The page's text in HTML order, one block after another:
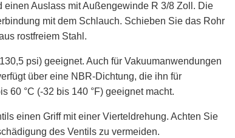
Auslass mit Außengewinde R 3/8 Zoll. Die
mit dem Schlauch. Schieben Sie das Rohr
rostfreiem Stahl.
psi) geeignet. Auch für Vakuumanwendungen
über eine NBR-Dichtung, die ihn für
60 °C (-32 bis 140 °F) geeignet macht.
einen Griff mit einer Vierteldrehung. Achten Sie
des Ventils zu vermeiden.